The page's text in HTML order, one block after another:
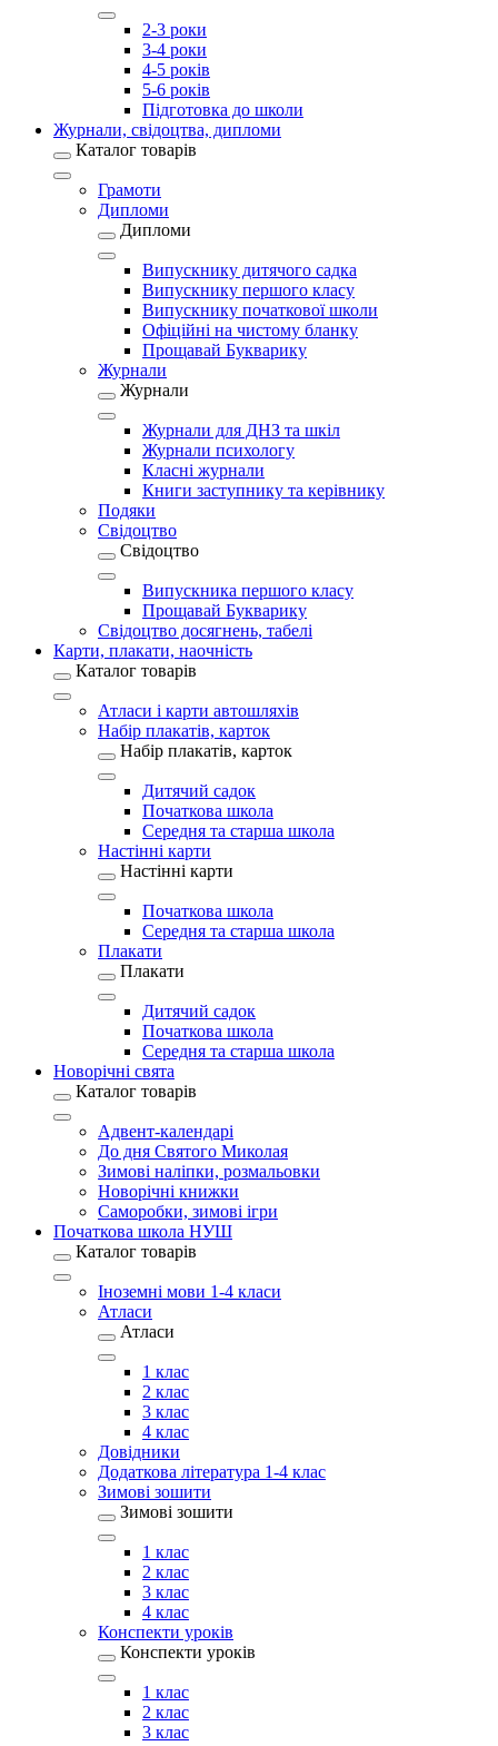
2-3 роки
3-4 роки
4-5 років
5-6 років
Підготовка до школи
Журнали, свідоцтва, дипломи
Каталог товарів
Грамоти
Дипломи
Дипломи
Випускнику дитячого садка
Випускнику першого класу
Випускнику початкової школи
Офіційні на чистому бланку
Прощавай Букварику
Журнали
Журнали
Журнали для ДНЗ та шкіл
Журнали психологу
Класні журнали
Книги заступнику та керівнику
Подяки
Свідоцтво
Свідоцтво
Випускника першого класу
Прощавай Букварику
Свідоцтво досягнень, табелі
Карти, плакати, наочність
Каталог товарів
Атласи і карти автошляхів
Набір плакатів, карток
Набір плакатів, карток
Дитячий садок
Початкова школа
Середня та старша школа
Настінні карти
Настінні карти
Початкова школа
Середня та старша школа
Плакати
Плакати
Дитячий садок
Початкова школа
Середня та старша школа
Новорічні свята
Каталог товарів
Адвент-календарі
До дня Святого Миколая
Зимові наліпки, розмальовки
Новорічні книжки
Саморобки, зимові ігри
Початкова школа НУШ
Каталог товарів
Іноземні мови 1-4 класи
Атласи
Атласи
1 клас
2 клас
3 клас
4 клас
Довідники
Додаткова література 1-4 клас
Зимові зошити
Зимові зошити
1 клас
2 клас
3 клас
4 клас
Конспекти уроків
Конспекти уроків
1 клас
2 клас
3 клас